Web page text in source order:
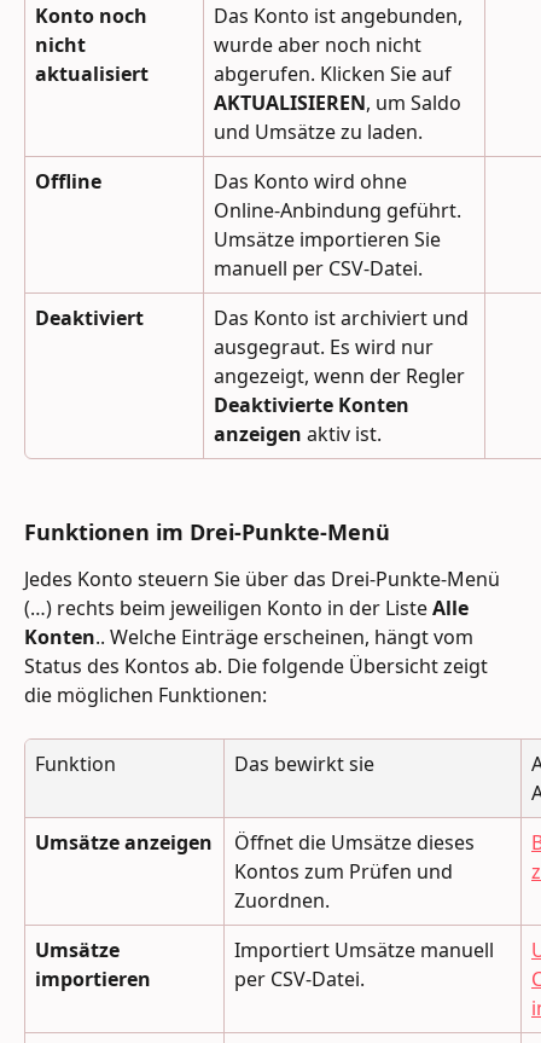
Konto noch
nicht
aktualisiert
Das Konto ist angebunden,
wurde aber noch nicht
abgerufen. Klicken Sie auf
AKTUALISIEREN, um Saldo
und Umsätze zu laden.
Offline
Das Konto wird ohne
Online-Anbindung geführt.
Umsätze importieren Sie
manuell per CSV-Datei.
Deaktiviert
Das Konto ist archiviert und
ausgegraut. Es wird nur
angezeigt, wenn der Regler
Deaktivierte Konten
anzeigen aktiv ist.
Funktionen im Drei-Punkte-Menü
Jedes Konto steuern Sie über das Drei-Punkte-Menü
(…) rechts beim jeweiligen Konto in der Liste Alle
Konten.. Welche Einträge erscheinen, hängt vom
Status des Kontos ab. Die folgende Übersicht zeigt
die möglichen Funktionen:
Funktion Das bewirkt sie
Umsätze anzeigen
Öffnet die Umsätze dieses
Kontos zum Prüfen und
Zuordnen.
Umsätze
importieren
Importiert Umsätze manuell
per CSV-Datei.